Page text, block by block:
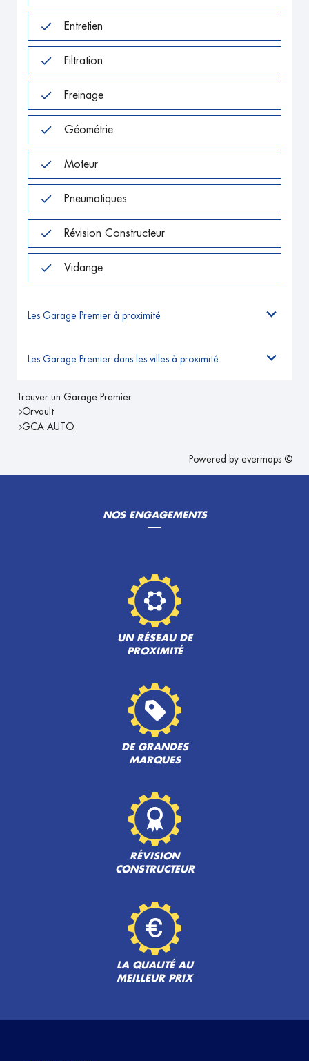
Entretien
Filtration
Freinage
Géométrie
Moteur
Pneumatiques
Révision Constructeur
Vidange
Les Garage Premier à proximité
Les Garage Premier dans les villes à proximité
Trouver un Garage Premier
Orvault
GCA AUTO
Powered by evermaps ©
NOS ENGAGEMENTS
UN RÉSEAU DE
PROXIMITÉ
DE GRANDES
MARQUES
RÉVISION
CONSTRUCTEUR
LA QUALITÉ AU
MEILLEUR PRIX